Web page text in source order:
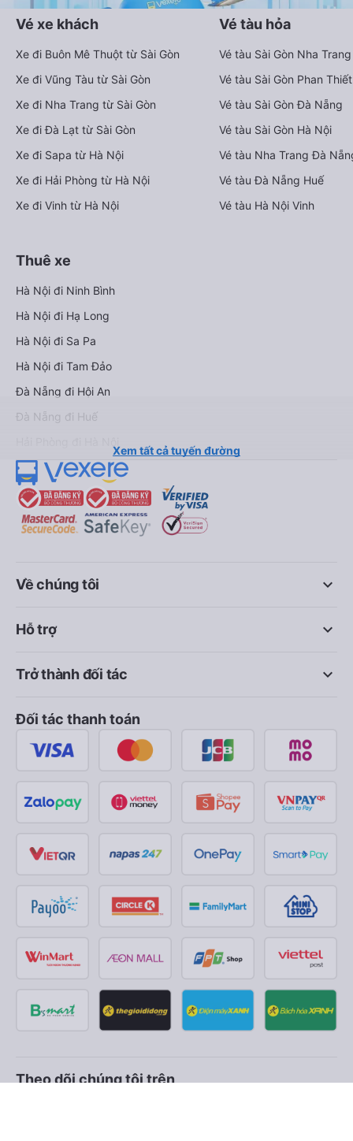
Vé xe khách
Xe đi Buôn Mê Thuột từ Sài Gòn
Xe đi Vũng Tàu từ Sài Gòn
Xe đi Nha Trang từ Sài Gòn
Xe đi Đà Lạt từ Sài Gòn
Xe đi Sapa từ Hà Nội
Xe đi Hải Phòng từ Hà Nội
Xe đi Vinh từ Hà Nội
Vé tàu hỏa
Vé tàu Sài Gòn Nha Trang
Vé tàu Sài Gòn Phan Thiết
Vé tàu Sài Gòn Đà Nẵng
Vé tàu Sài Gòn Hà Nội
Vé tàu Nha Trang Đà
Vé tàu Đà Nẵng Huế
Vé tàu Hà Nội Vinh
Thuê xe
Hà Nội đi Ninh Bình
Hà Nội đi Hạ Long
Hà Nội đi Sa Pa
Hà Nội đi Tam Đảo
Đà Nẵng đi Hội An
Đà Nẵng đi Huế
Xem tất cả tuyến đường
keyboard_arrow_down
Về chúng tôi
keyboard_arrow_down
Hỗ trợ
keyboard_arrow_down
Trở thành đối tác
Đối tác thanh toán
Theo dõi chúng tôi trên